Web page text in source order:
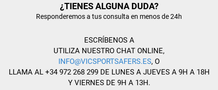
¿TIENES ALGUNA DUDA?
Responderemos a tus consulta en menos de 24h
ESCRÍBENOS A
UTILIZA NUESTRO CHAT ONLINE,
INFO@VICSPORTSAFERS.ES, O
LLAMA AL +34 972 268 299 DE LUNES A JUEVES A 9H A 18H
Y VIERNES DE 9H A 13H.